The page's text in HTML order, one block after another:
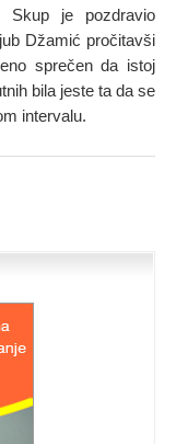
Skup je pozdravio
Džamić pročitavši
sprečen da istoj
bila jeste ta da se
intervalu.